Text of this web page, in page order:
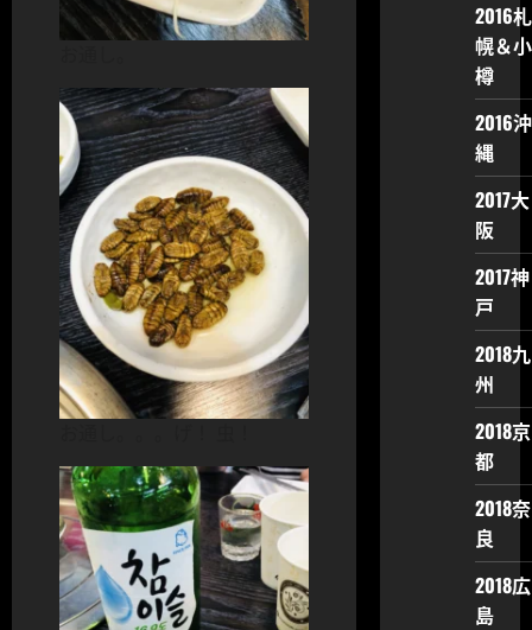
2016札
幌＆小
樽
2016沖
縄
2017大
阪
2017神
戸
2018九
州
2018京
都
2018奈
良
2018広
島